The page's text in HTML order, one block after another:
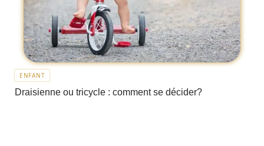
ENFANT
Draisienne ou tricycle : comment se décider?